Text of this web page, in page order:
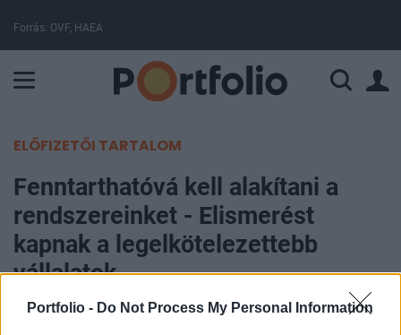
Portfolio - Do Not Process My Personal Information
Forrás: OVF, HAEA
ELŐFIZETŐI TARTALOM
Fenntarthatóvá kell alakítani a
rendszereinket - Elismerést
kapnak a legelkötelezettebb
vállalatok